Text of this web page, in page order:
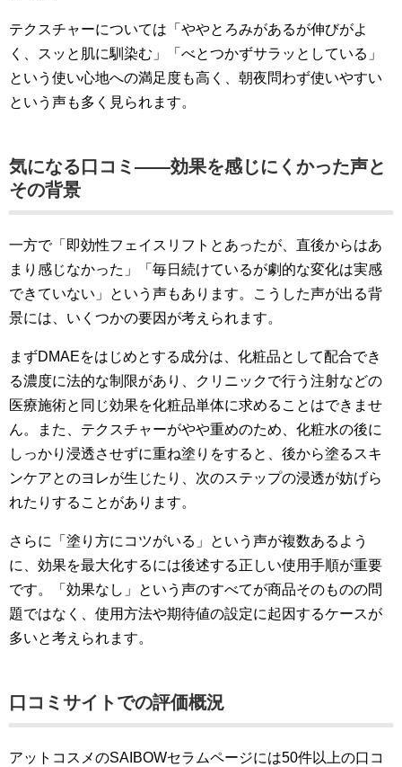
テクスチャーについては「ややとろみがあるが伸びがよ
く、スッと肌に馴染む」「べとつかずサラッとしている」
という使い心地への満足度も高く、朝夜問わず使いやすい
という声も多く見られます。
気になる口コミ——効果を感じにくかった声と
その背景
一方で「即効性フェイスリフトとあったが、直後からはあ
まり感じなかった」「毎日続けているが劇的な変化は実感
できていない」という声もあります。こうした声が出る背
景には、いくつかの要因が考えられます。
まずDMAEをはじめとする成分は、化粧品として配合でき
る濃度に法的な制限があり、クリニックで行う注射などの
医療施術と同じ効果を化粧品単体に求めることはできませ
ん。また、テクスチャーがやや重めのため、化粧水の後に
しっかり浸透させずに重ね塗りをすると、後から塗るスキ
ンケアとのヨレが生じたり、次のステップの浸透が妨げら
れたりすることがあります。
さらに「塗り方にコツがいる」という声が複数あるよう
に、効果を最大化するには後述する正しい使用手順が重要
です。「効果なし」という声のすべてが商品そのものの問
題ではなく、使用方法や期待値の設定に起因するケースが
多いと考えられます。
口コミサイトでの評価概況
アットコスメのSAIBOWセラムページには50件以上の口コ